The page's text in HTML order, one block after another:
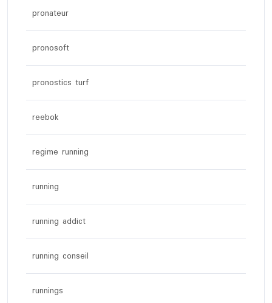
pronateur
pronosoft
pronostics turf
reebok
regime running
running
running addict
running conseil
runnings